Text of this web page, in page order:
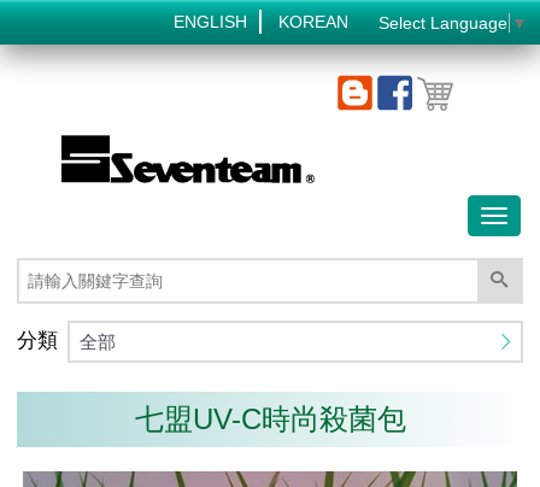
ENGLISH KOREAN Select Language ▼
分類 全部
七盟UV-C時尚殺菌包